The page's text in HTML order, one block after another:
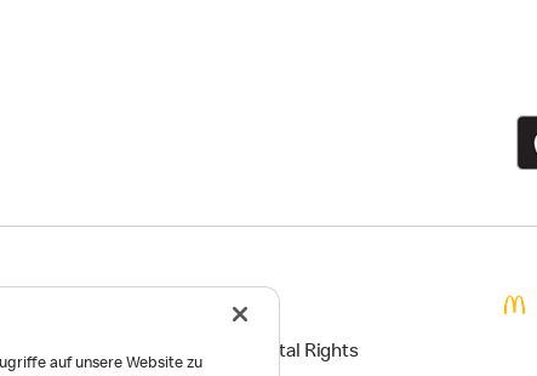
on Human and Environmental Rights
auf unsere Website zu